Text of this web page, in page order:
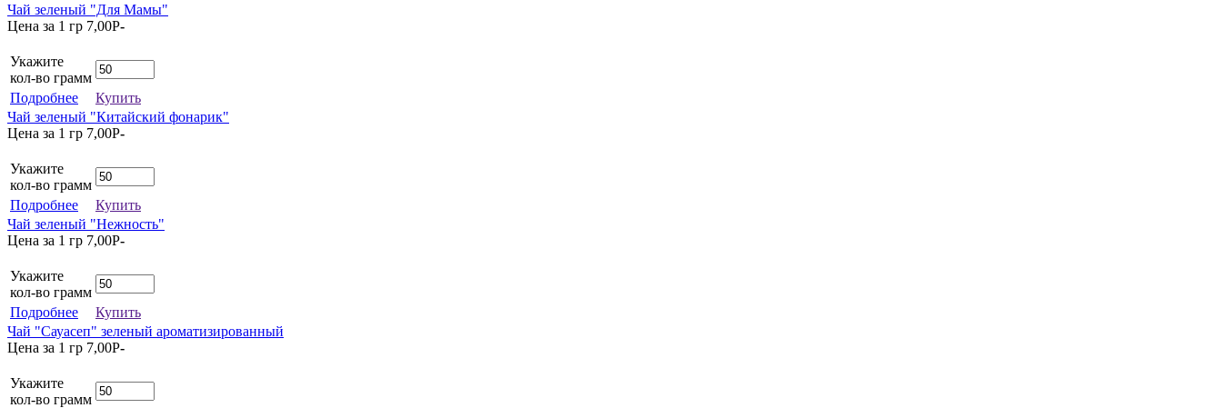
Чай зеленый "Для Мамы"
Цена за 1 гр 7,00P-
Укажите
кол-во грамм
Подробнее
Купить
Чай зеленый "Китайский фонарик"
Цена за 1 гр 7,00P-
Укажите
кол-во грамм
Подробнее
Купить
Чай зеленый "Нежность"
Цена за 1 гр 7,00P-
Укажите
кол-во грамм
Подробнее
Купить
Чай "Сауасеп" зеленый ароматизированный
Цена за 1 гр 7,00P-
Укажите
кол-во грамм